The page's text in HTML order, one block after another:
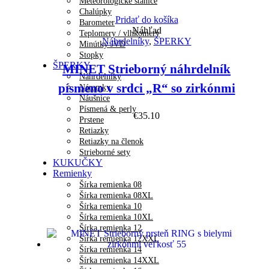
Chalúpky
Barometer
Teplomery / vlhkomery
Minútky JVD
Stopky
ŠPERKY
Náhrdelníky
Náramky
Náušnice
Písmená & perly
Prstene
Retiazky
Retiazky na členok
Strieborné sety
KUKUČKY
Remienky
Šírka remienka 08
Šírka remienka 08XL
Šírka remienka 10
Šírka remienka 10XL
Šírka remienka 12
Šírka remienka 12XXL
Šírka remienka 14
Šírka remienka 14XXL
Pridať do košíka
Náhľad
Náhrdelníky, ŠPERKY
MINET Strieborný náhrdelník
písmeno v srdci „R“ so zirkónmi
€35.10